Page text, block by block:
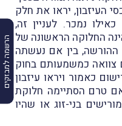
הרשמה למבזקים
העיזבון, יראו את חלק
נמכר. לעניין זה,
החלוקה הראשונה של
ההורשה, בין אם נעשתה
צוואה כמשמעותם בחוק
כאמור ויראו עיזבון
טרם הסתיימה חלוקת
בני-זוג או שהיו